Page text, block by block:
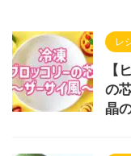
レ
【
の
晶